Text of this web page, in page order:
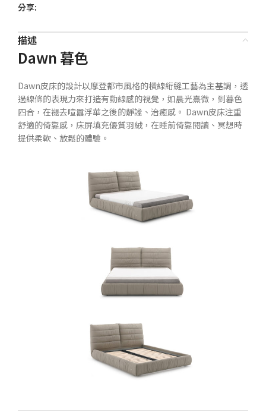
分享:
描述
Dawn 暮色
Dawn皮床的設計以摩登都市風格的橫線絎縫工藝為主基調，透
過線條的表現力來打造有動線感的視覺，如晨光熹微，到暮色
四合，在褪去喧囂浮華之後的靜謐、治癒感。 Dawn皮床注重
舒適的倚靠感，床屏填充優質羽絨，在睡前倚靠閱讀、冥想時
提供柔軟、放鬆的體驗。